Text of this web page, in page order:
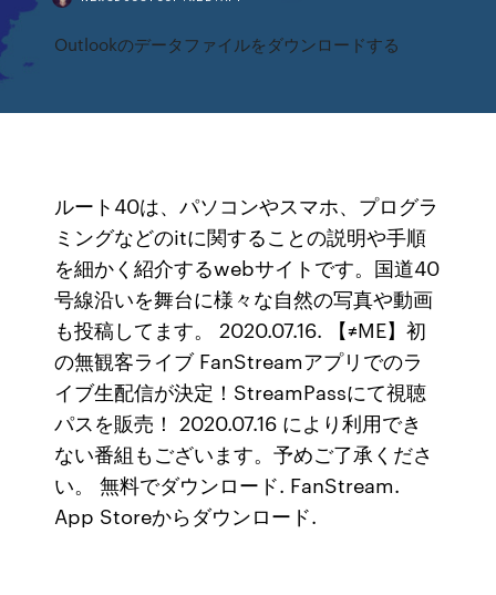
Outlookのデータファイルをダウンロードする
ルート40は、パソコンやスマホ、プログラ
ミングなどのitに関することの説明や手順
を細かく紹介するwebサイトです。国道40
号線沿いを舞台に様々な自然の写真や動画
も投稿してます。 2020.07.16. 【≠ME】初
の無観客ライブ FanStreamアプリでのラ
イブ生配信が決定！StreamPassにて視聴
パスを販売！ 2020.07.16 により利用でき
ない番組もございます。予めご了承くださ
い。 無料でダウンロード. FanStream.
App Storeからダウンロード.